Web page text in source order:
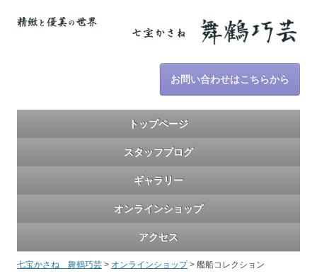
お問い合わせはこちらから
トップページ
スタッフブログ
ギャラリー
オンラインショップ
アクセス
七宝かさね 舞鶴巧芸 > オンラインショップ> 艦船コレクション